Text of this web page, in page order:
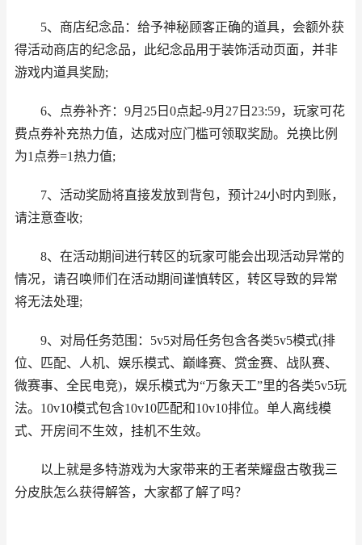
5、商店纪念品：给予神秘顾客正确的道具，会额外获
得活动商店的纪念品，此纪念品用于装饰活动页面，并非
游戏内道具奖励;
6、点券补齐：9月25日0点起-9月27日23:59，玩家可花
费点券补充热力值，达成对应门槛可领取奖励。兑换比例
为1点券=1热力值;
7、活动奖励将直接发放到背包，预计24小时内到账，
请注意查收;
8、在活动期间进行转区的玩家可能会出现活动异常的
情况，请召唤师们在活动期间谨慎转区，转区导致的异常
将无法处理;
9、对局任务范围：5v5对局任务包含各类5v5模式(排
位、匹配、人机、娱乐模式、巅峰赛、赏金赛、战队赛、
微赛事、全民电竞)，娱乐模式为“万象天工”里的各类5v5玩
法。10v10模式包含10v10匹配和10v10排位。单人离线模
式、开房间不生效，挂机不生效。
以上就是多特游戏为大家带来的王者荣耀盘古敬我三
分皮肤怎么获得解答，大家都了解了吗？